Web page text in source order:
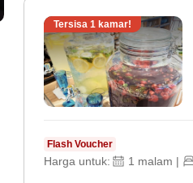
Tersisa 1 kamar!
Flash Voucher
Harga untuk: 1 malam |